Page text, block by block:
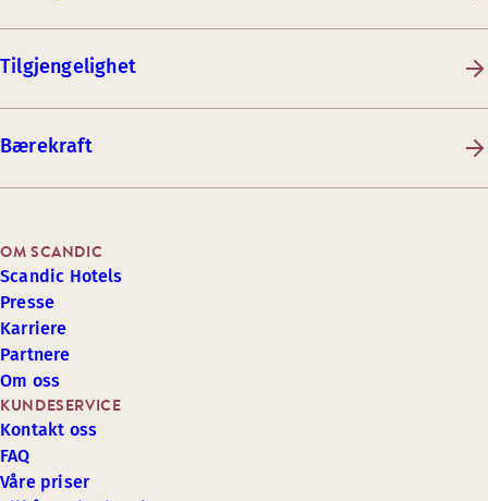
Tilgjengelighet
Bærekraft
KUNDESERVICE
Kontakt oss
FAQ
Våre priser
OM SCANDIC
Scandic Hotels
Presse
Karriere
Partnere
Om oss